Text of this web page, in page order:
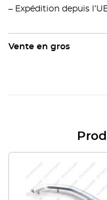
– Expédition depuis
Vente en gros